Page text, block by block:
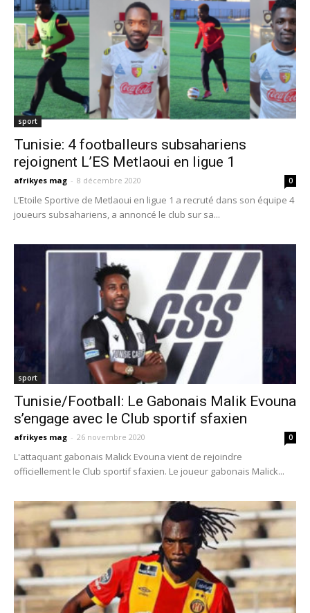
sport
Tunisie: 4 footballeurs subsahariens
rejoignent L’ES Metlaoui en ligue 1
afrikyes mag - 8 décembre 2020 0
L’Etoile Sportive de Metlaoui en ligue 1 a recruté dans son équipe 4
joueurs subsahariens, a annoncé le club sur sa...
sport
Tunisie/Football: Le Gabonais Malik Evouna
s’engage avec le Club sportif sfaxien
afrikyes mag - 26 novembre 2020 0
L'attaquant gabonais Malick Evouna vient de rejoindre
officiellement le Club sportif sfaxien. Le joueur gabonais Malick...